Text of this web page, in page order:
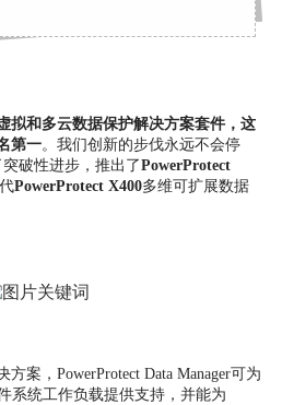
拟和多云数据保护解决方案套件，这
第一。我们创新的步伐永远不会停
破性进步，推出了PowerProtect
PowerProtect X400多维可扩展数据
案，PowerProtect Data Manager可为
系统工作负载提供支持，并能为